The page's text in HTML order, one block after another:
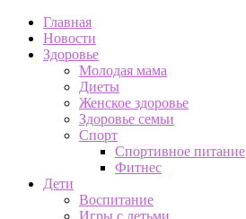
Главная
Новости
Здоровье
Молодая мама
Диеты
Женское здоровье
Здоровье семьи
Спорт
Спортивное питание
Фитнес
Дети
Воспитание
Игры с детьми